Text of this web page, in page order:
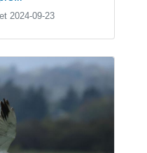
2024-09-23